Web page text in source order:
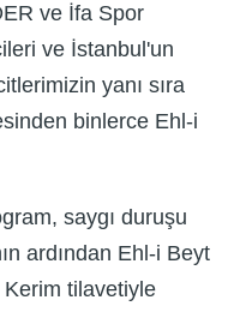
ve İfa Spor
ve İstanbul'un
yanı sıra
binlerce Ehl-i
saygı duruşu
ardından Ehl-i Beyt
Kerim tilavetiyle